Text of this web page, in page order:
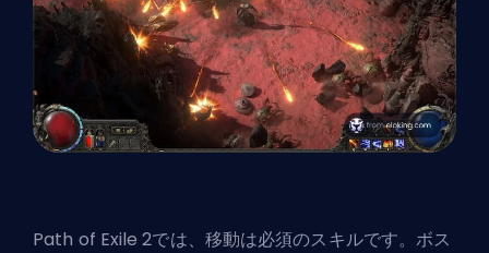
Path of Exile 2では、移動は必須のスキルです。ボス